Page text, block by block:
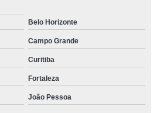
Belo Horizonte
Campo Grande
Curitiba
Fortaleza
João Pessoa